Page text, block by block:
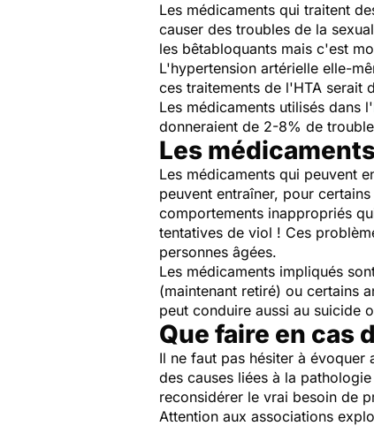
Les médicaments qui traitent
causer des troubles de la
les bêtabloquants mais c'est
L'hypertension artérielle elle-
ces traitements de l'HTA serait
Les médicaments utilisés dans l'
donneraient de 2-8% de
Les
Les médicaments qui peuvent
peuvent entraîner, pour
comportements inappropriés
tentatives de viol ! Ces
personnes âgées.
Les médicaments impliqués
(maintenant retiré) ou certains
peut conduire aussi au suicide
Que faire en cas
Il ne faut pas hésiter à
des causes liées à la
reconsidérer le vrai besoin de
Attention aux associations